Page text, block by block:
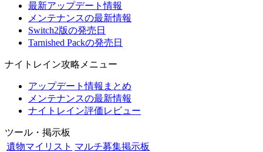
最新アップデート情報
メンテナンスの最新情報
Switch2版の発売日
Tarnished Packの発売日
ナイトレイン攻略メニュー
アップデート情報まとめ
メンテナンスの最新情報
ナイトレイン評価レビュー
ツール・掲示板
遺物マイリスト マルチ募集掲示板